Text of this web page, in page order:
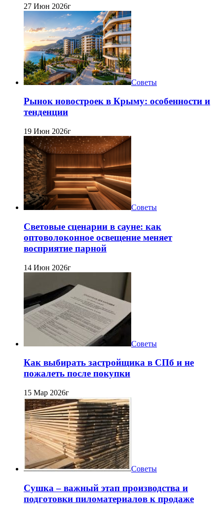
27 Июн 2026г
Советы
Рынок новостроек в Крыму: особенности и
тенденции
19 Июн 2026г
Советы
Световые сценарии в сауне: как
оптоволоконное освещение меняет
восприятие парной
14 Июн 2026г
Советы
Как выбирать застройщика в СПб и не
пожалеть после покупки
15 Мар 2026г
Советы
Сушка – важный этап производства и
подготовки пиломатериалов к продаже